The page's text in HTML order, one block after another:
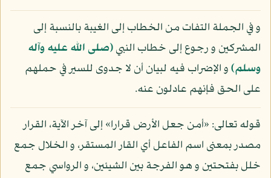
و في الجملة التفات من الخطاب إلى الغيبة بالنسبة إلى
المشركين و رجوع إلى خطاب النبي(صلى الله عليه وآله
وسلم)و الإضراب فيه لبيان أن لا جدوى للسير في حملهم
على الحق فإنهم عادلون عنه.
قوله تعالى: «أمن جعل الأرض قرارا» إلى آخر الآية، القرار
مصدر بمعنى اسم الفاعل أي القار المستقر، و الخلال جمع
خلل بفتحتين و هو الفرجة بين الشيئين، و الرواسي جمع